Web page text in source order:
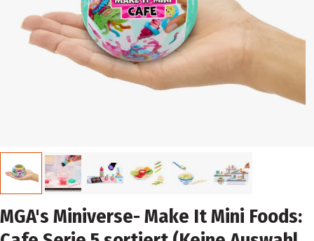
MGA's Miniverse- Make It Mini Foods: